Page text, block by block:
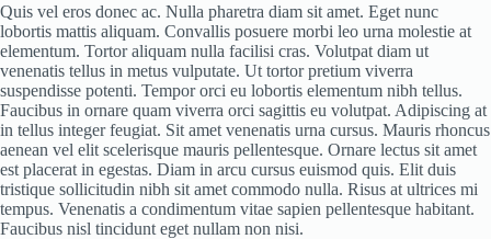
Quis vel eros donec ac. Nulla pharetra diam sit amet. Eget nunc
lobortis mattis aliquam. Convallis posuere morbi leo urna molestie at
elementum. Tortor aliquam nulla facilisi cras. Volutpat diam ut
venenatis tellus in metus vulputate. Ut tortor pretium viverra
suspendisse potenti. Tempor orci eu lobortis elementum nibh tellus.
Faucibus in ornare quam viverra orci sagittis eu volutpat. Adipiscing at
in tellus integer feugiat. Sit amet venenatis urna cursus. Mauris rhoncus
aenean vel elit scelerisque mauris pellentesque. Ornare lectus sit amet
est placerat in egestas. Diam in arcu cursus euismod quis. Elit duis
tristique sollicitudin nibh sit amet commodo nulla. Risus at ultrices mi
tempus. Venenatis a condimentum vitae sapien pellentesque habitant.
Faucibus nisl tincidunt eget nullam non nisi.